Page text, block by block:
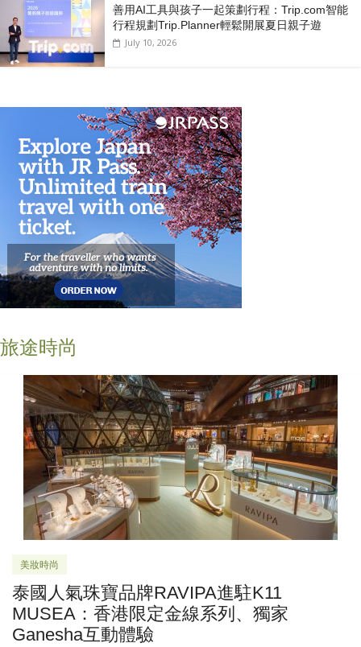
善用AI工具與孩子一起策劃行程：Trip.com智能
行程規劃Trip.Planner輕鬆開展夏日親子遊
July 10, 2026
旅途時尚
美妝時尚
泰國人氣珠寶品牌RAVIPA進駐K11
MUSEA：香港限定金線系列、獨家
Ganesha互動體驗